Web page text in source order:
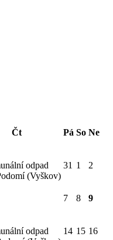
Čt Pá So Ne
odpad
(Vyškov)
31 1 2
7 8 9
odpad
14 15 16